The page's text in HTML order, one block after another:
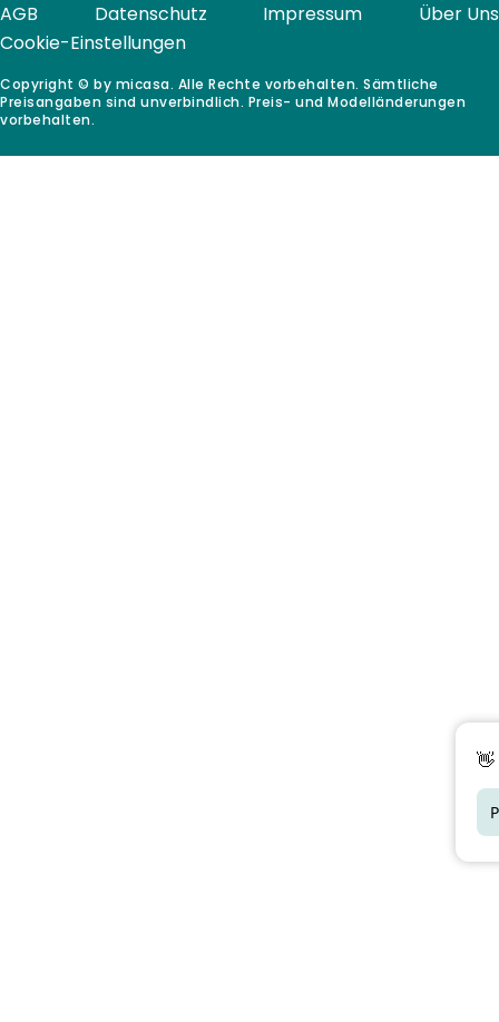
Copyright © by micasa. Alle Rechte vorbehalten. Sämtliche
Preisangaben sind unverbindlich. Preis- und Modelländerungen
vorbehalten.
AGB Datenschutz Impressum
Über Uns
Cookie-Einstellungen